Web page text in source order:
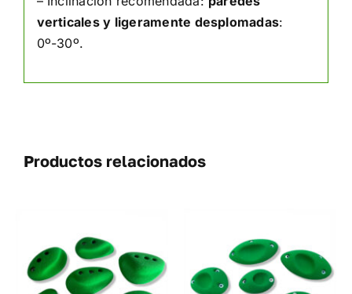
verticales y ligeramente desplomadas:
0º-30º.
Productos relacionados
SELECCIONAR
OPCIONES
ESTE
/